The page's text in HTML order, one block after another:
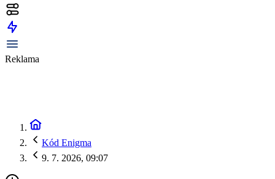
Reklama
Kód Enigma
9. 7. 2026, 09:07